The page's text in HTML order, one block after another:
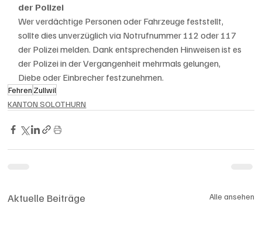
der Polizei
Wer verdächtige Personen oder Fahrzeuge feststellt,
sollte dies unverzüglich via Notrufnummer 112 oder 117
der Polizei melden. Dank entsprechenden Hinweisen ist es
der Polizei in der Vergangenheit mehrmals gelungen,
Diebe oder Einbrecher festzunehmen.
Fehren Zullwil
KANTON SOLOTHURN
Aktuelle Beiträge Alle ansehen